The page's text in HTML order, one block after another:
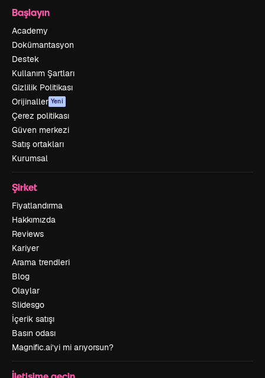
Başlayın
Academy
Dokümantasyon
Destek
Kullanım Şartları
Gizlilik Politikası
Orijinaller Yeni
Çerez politikası
Güven merkezi
Satış ortakları
Kurumsal
Şirket
Fiyatlandırma
Hakkımızda
Reviews
Kariyer
Arama trendleri
Blog
Olaylar
Slidesgo
İçerik satışı
Basın odası
Magnific.ai’yi mi arıyorsun?